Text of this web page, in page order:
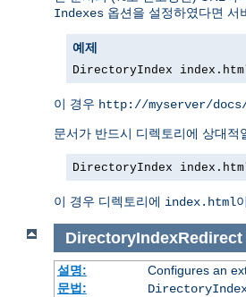
Indexes 옵션을 설정하였다면 서
예제
DirectoryIndex
이 경우 http://myserver/
문서가 반드시 디렉토리에 상대적
DirectoryIndex
이 경우 디렉토리에 index.html
DirectoryIndexRedirect
설명:
Configures an
문법: